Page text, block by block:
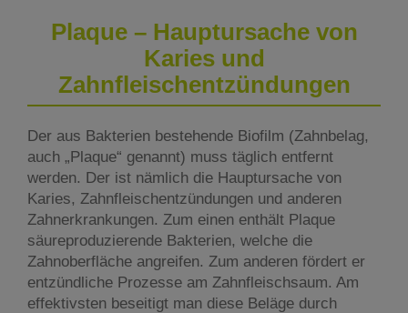
Plaque – Hauptursache von
Karies und
Zahnfleischentzündungen
Der aus Bakterien bestehende Biofilm (Zahnbelag,
auch „Plaque“ genannt) muss täglich entfernt
werden. Der ist nämlich die Hauptursache von
Karies, Zahnfleischentzündungen und anderen
Zahnerkrankungen. Zum einen enthält Plaque
säureproduzierende Bakterien, welche die
Zahnoberfläche angreifen. Zum anderen fördert er
entzündliche Prozesse am Zahnfleischsaum. Am
effektivsten beseitigt man diese Beläge durch